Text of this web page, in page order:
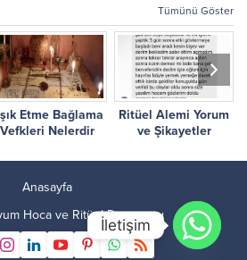
Tümünü Göster
Etme Bağlama
Vefkleri Nelerdir
Ritüel Alemi Yorum
ve Şikayetler
Anasayfa
Hoca ve Ritüel Danışmanı
İletişim